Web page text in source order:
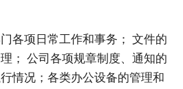
各项日常工作和事务； 文件的
； 公司各项规章制度、通知的
情况；各类办公设备的管理和